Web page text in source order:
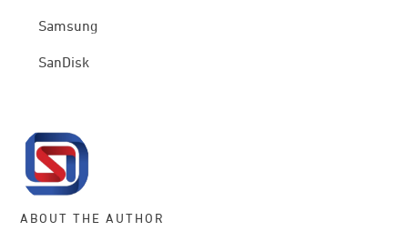
Samsung
SanDisk
ABOUT THE AUTHOR